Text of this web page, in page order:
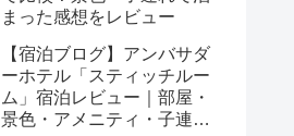
まった感想をレビュー
【宿泊ブログ】アンバサダ
ーホテル「スティッチルー
ム」宿泊レビュー｜部屋・
景色・アメニティ・子連れ